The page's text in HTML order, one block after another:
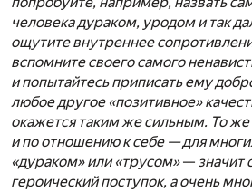
человека дураком, уродом и так
ощутите внутреннее
вспомните своего самого
и попытайтесь приписать ему
любое другое «позитивное»
окажется таким же сильным. То
и по отношению к себе — для
«дураком» или «трусом»— значит
героический поступок, а очень